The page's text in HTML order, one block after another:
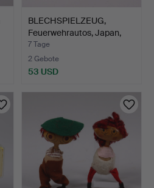
BLECHSPIELZEUG,
Feuerwehrautos, Japan,
Yos…
7 Tage
2 Gebote
53 USD